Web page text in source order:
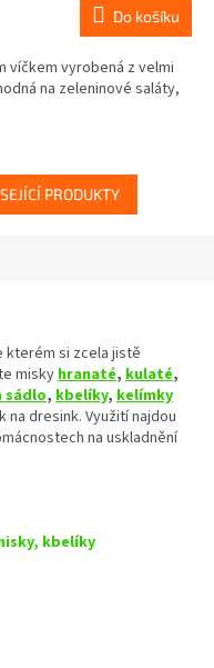
Do košíku
víčkem vyrobená z velmi
na zeleninové saláty,
PRODUKTY
kterém si zcela jistě
miskyhranaté, kulaté,
sádlo, kbelíky, kelímky
na dresink. Využití najdou
na uskladnění
kbelíky